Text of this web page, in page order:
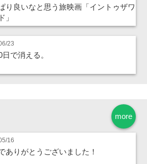
り良いなと思う旅映画「イントゥザワ
」
23
で消える。
more
16
ありがとうございました！